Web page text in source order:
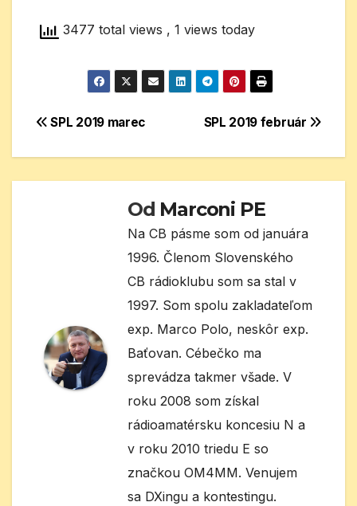
3477 total views , 1 views today
Navigácia
v
SPL 2019 február
SPL 2019 marec
Od Marconi PE
Na CB pásme som od januára
1996. Členom Slovenského
CB rádioklubu som sa stal v
1997. Som spolu zakladateľom
exp. Marco Polo, neskôr exp.
Baťovan. Cébečko ma
sprevádza takmer všade. V
roku 2008 som získal
rádioamatérsku koncesiu N a
v roku 2010 triedu E so
značkou OM4MM. Venujem
sa DXingu a kontestingu.